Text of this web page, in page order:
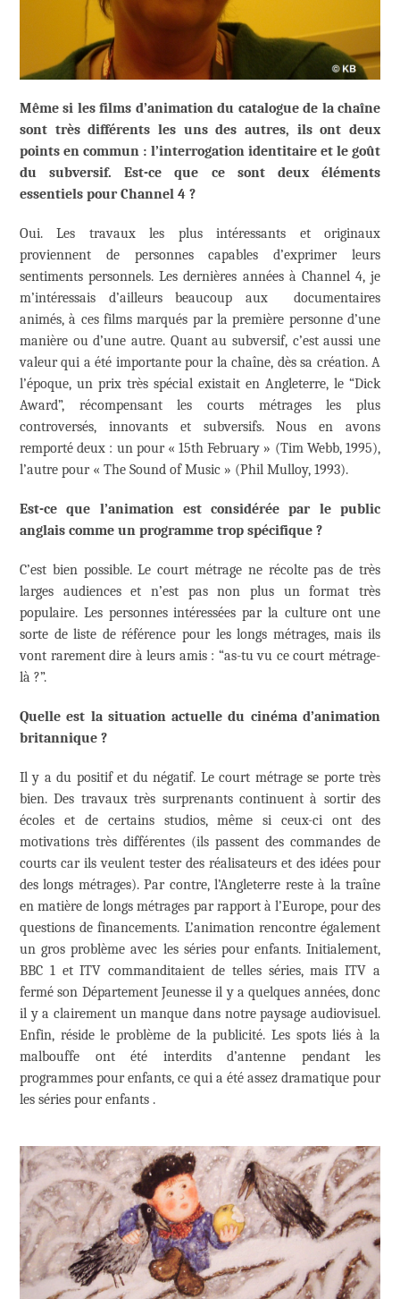
Même si les films d’animation du catalogue de la chaîne
sont très différents les uns des autres, ils ont deux
points en commun : l’interrogation identitaire et le goût
du subversif. Est-ce que ce sont deux éléments
essentiels pour Channel 4 ?
Oui. Les travaux les plus intéressants et originaux
proviennent de personnes capables d’exprimer leurs
sentiments personnels. Les dernières années à Channel 4, je
m’intéressais d’ailleurs beaucoup aux documentaires
animés, à ces films marqués par la première personne d’une
manière ou d’une autre. Quant au subversif, c’est aussi une
valeur qui a été importante pour la chaîne, dès sa création. A
l’époque, un prix très spécial existait en Angleterre, le “Dick
Award”, récompensant les courts métrages les plus
controversés, innovants et subversifs. Nous en avons
remporté deux : un pour « 15th February » (Tim Webb, 1995),
l’autre pour « The Sound of Music » (Phil Mulloy, 1993).
Est-ce que l’animation est considérée par le public
anglais comme un programme trop spécifique ?
C’est bien possible. Le court métrage ne récolte pas de très
larges audiences et n’est pas non plus un format très
populaire. Les personnes intéressées par la culture ont une
sorte de liste de référence pour les longs métrages, mais ils
vont rarement dire à leurs amis : “as-tu vu ce court métrage-
là ?”.
Quelle est la situation actuelle du cinéma d’animation
britannique ?
Il y a du positif et du négatif. Le court métrage se porte très
bien. Des travaux très surprenants continuent à sortir des
écoles et de certains studios, même si ceux-ci ont des
motivations très différentes (ils passent des commandes de
courts car ils veulent tester des réalisateurs et des idées pour
des longs métrages). Par contre, l’Angleterre reste à la traîne
en matière de longs métrages par rapport à l’Europe, pour des
questions de financements. L’animation rencontre également
un gros problème avec les séries pour enfants. Initialement,
BBC 1 et ITV commanditaient de telles séries, mais ITV a
fermé son Département Jeunesse il y a quelques années, donc
il y a clairement un manque dans notre paysage audiovisuel.
Enfin, réside le problème de la publicité. Les spots liés à la
malbouffe ont été interdits d’antenne pendant les
programmes pour enfants, ce qui a été assez dramatique pour
les séries pour enfants .